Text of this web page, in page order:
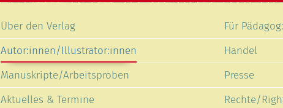
überspringen
Über den Verlag
Autor:innen/Illustrator:innen
Manuskripte/Arbeitsproben
Aktuelles & Termine
überspringen
Für
Handel
Presse
Rechte/